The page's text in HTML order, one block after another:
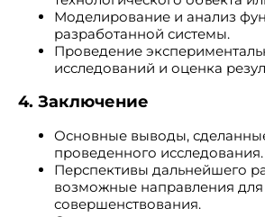
Моделирование и анализ
разработанной системы.
Проведение
исследований и оценка
4. Заключение
Основные выводы,
проведенного исследования.
Перспективы дальнейшего
возможные направления для
совершенствования.